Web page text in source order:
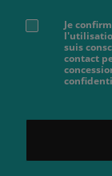
Je
suis
contact